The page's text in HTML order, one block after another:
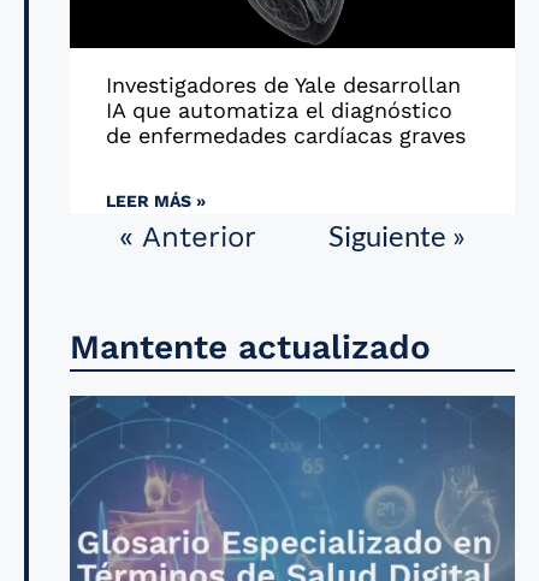
Investigadores de Yale desarrollan
IA que automatiza el diagnóstico
de enfermedades cardíacas graves
LEER MÁS »
« Anterior Siguiente »
Mantente actualizado